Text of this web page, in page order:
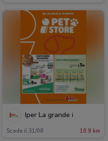
Iper La grande i
Scade il 31/08 10.9 km